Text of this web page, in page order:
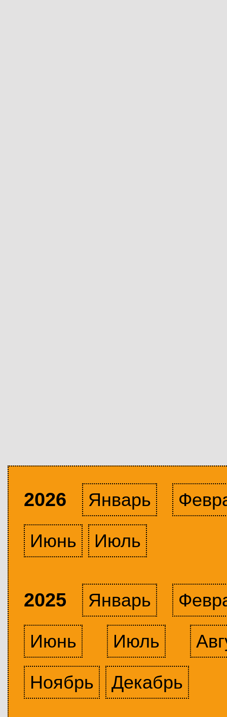
2026 Январь
Июнь
Июль
2025 Январь
Июнь
Июль
Ноябрь
Декабрь